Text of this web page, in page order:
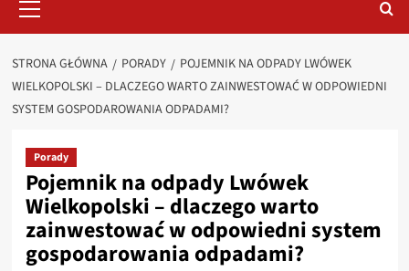
główne
STRONA GŁÓWNA PORADY
POJEMNIK NA ODPADY LWÓWEK
WIELKOPOLSKI – DLACZEGO WARTO ZAINWESTOWAĆ W ODPOWIEDNI
SYSTEM GOSPODAROWANIA ODPADAMI?
Porady
Pojemnik na odpady Lwówek
Wielkopolski – dlaczego warto
zainwestować w odpowiedni system
gospodarowania odpadami?